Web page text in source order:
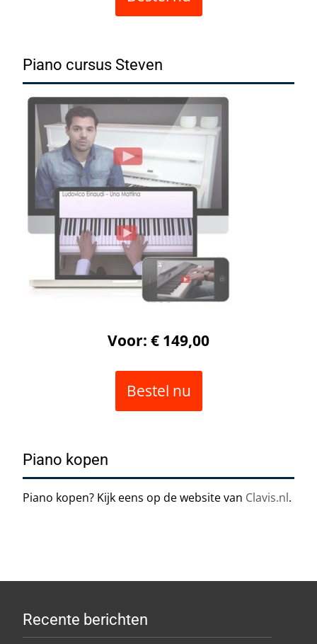
Piano cursus Steven
Voor: € 149,00
Bestel nu
Piano kopen
Piano kopen? Kijk eens op de website van Clavis.nl.
Recente berichten